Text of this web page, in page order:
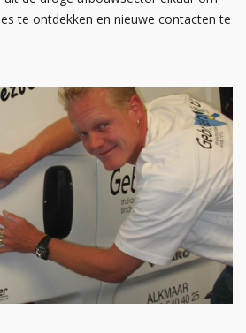
te ontdekken en nieuwe contacten te